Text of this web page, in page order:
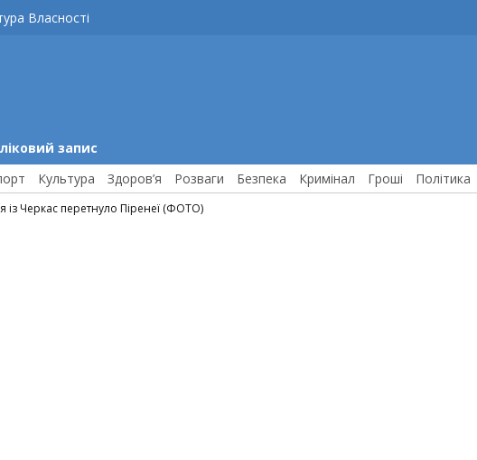
Власності
запис
Культура Здоров’я Розваги Безпека Кримінал Гроші Політика
із Черкас перетнуло Піренеї (ФОТО)